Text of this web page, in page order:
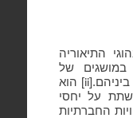
התיאוריה
במושגים של
ii] הוא
על יחסי
החברתיות